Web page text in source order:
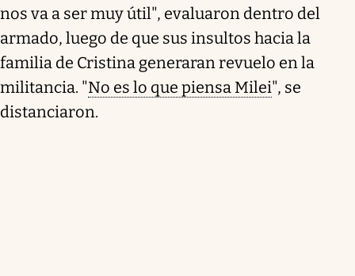
nos va a ser muy útil", evaluaron dentro del
armado, luego de que sus insultos hacia la
familia de Cristina generaran revuelo en la
militancia. "No es lo que piensa Milei", se
distanciaron.